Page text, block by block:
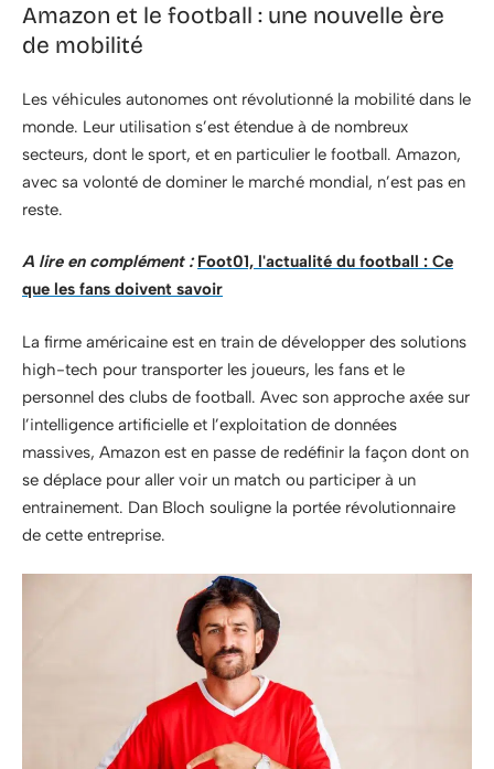
Amazon et le football : une nouvelle ère
de mobilité
Les véhicules autonomes ont révolutionné la mobilité dans le
monde. Leur utilisation s’est étendue à de nombreux
secteurs, dont le sport, et en particulier le football. Amazon,
avec sa volonté de dominer le marché mondial, n’est pas en
reste.
A lire en complément : Foot01, l'actualité du football : Ce
que les fans doivent savoir
La firme américaine est en train de développer des solutions
high-tech pour transporter les joueurs, les fans et le
personnel des clubs de football. Avec son approche axée sur
l’intelligence artificielle et l’exploitation de données
massives, Amazon est en passe de redéfinir la façon dont on
se déplace pour aller voir un match ou participer à un
entrainement. Dan Bloch souligne la portée révolutionnaire
de cette entreprise.